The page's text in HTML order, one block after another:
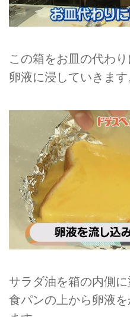
この箱をお皿の代わ
卵液に浸していきます
サラダ油を箱の内側に
食パンの上から卵液